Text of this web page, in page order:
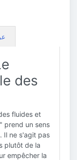
des
fluides et
prend un sens
Il ne s'agit pas
plutôt de la
empêcher la